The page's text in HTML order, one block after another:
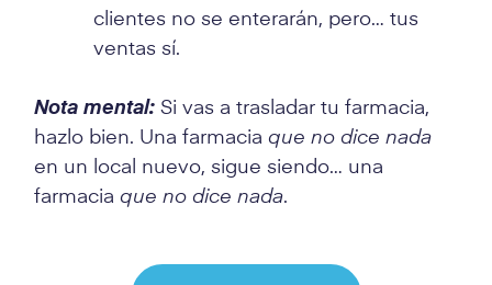
clientes no se enterarán, pero… tus
ventas sí.
Nota mental: Si vas a trasladar tu farmacia,
hazlo bien. Una farmaciaque no dice nada
en un local nuevo, sigue siendo… una
farmaciaque no dice nada.